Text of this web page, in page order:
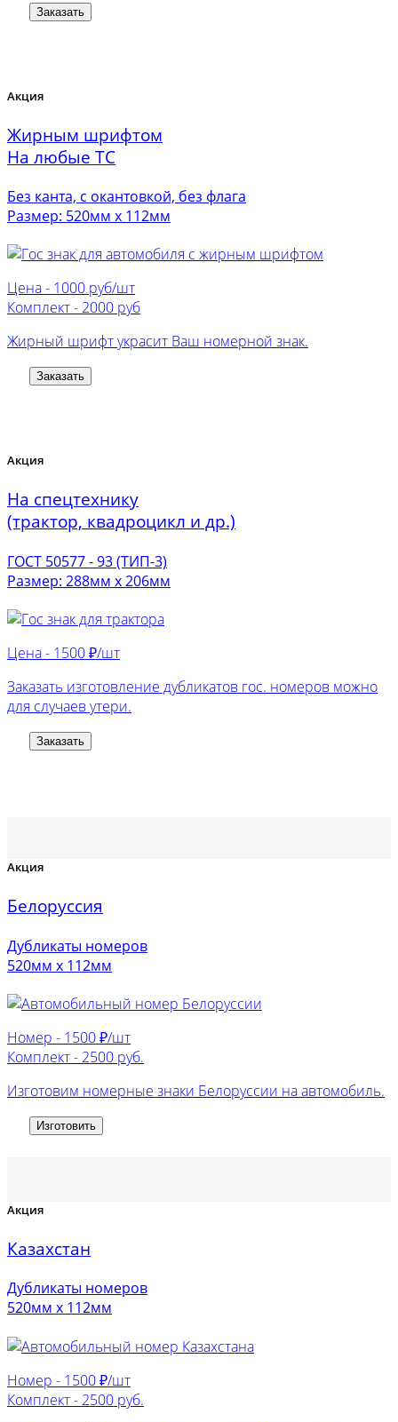
Заказать
Акция
Жирным шрифтом
На любые ТС
Без канта, с окантовкой, без флага
Размер: 520мм х 112мм
Цена - 1000 руб/шт
Комплект - 2000 руб
Жирный шрифт украсит Ваш номерной знак.
Заказать
Акция
На спецтехнику
(трактор, квадроцикл и др.)
ГОСТ 50577 - 93 (ТИП-3)
Размер: 288мм х 206мм
Цена - 1500 ₽/шт
Заказать изготовление дубликатов гос. номеров можно
для случаев утери.
Заказать
Акция
Белоруссия
Дубликаты номеров
520мм х 112мм
Номер - 1500 ₽/шт
Комплект - 2500 руб.
Изготовим номерные знаки Белоруссии на автомобиль.
Изготовить
Акция
Казахстан
Дубликаты номеров
520мм х 112мм
Номер - 1500 ₽/шт
Комплект - 2500 руб.